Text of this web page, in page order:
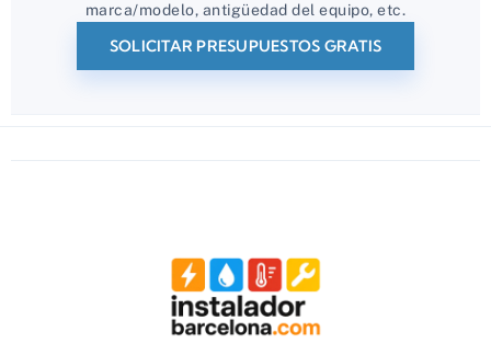
marca/modelo, antigüedad del equipo, etc.
SOLICITAR PRESUPUESTOS GRATIS